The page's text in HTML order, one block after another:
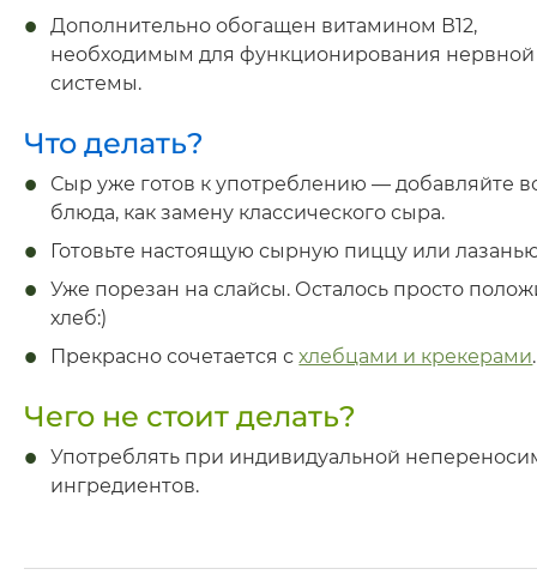
Дополнительно обогащен витамином В12,
необходимым для функционирования нервной
системы.
Что делать?
Сыр уже готов к употреблению — добавляйте
блюда, как замену классического сыра.
Готовьте настоящую сырную пиццу или
Уже порезан на слайсы. Осталось просто
хлеб:)
Прекрасно сочетается схлебцами и крекерами.
Чего не стоит делать?
Употреблять при индивидуальной
ингредиентов.